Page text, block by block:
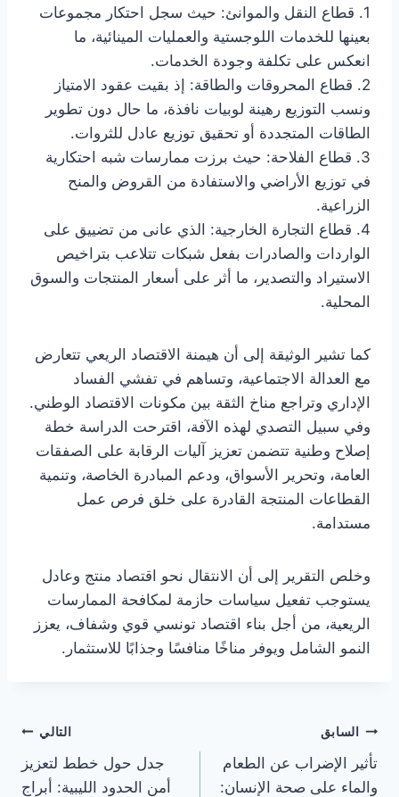
1. قطاع النقل والموانئ: حيث سجل احتكار مجموعات
بعينها للخدمات اللوجستية والعمليات المينائية، ما
انعكس على تكلفة وجودة الخدمات.
2. قطاع المحروقات والطاقة: إذ بقيت عقود الامتياز
ونسب التوزيع رهينة لوبيات نافذة، ما حال دون تطوير
الطاقات المتجددة أو تحقيق توزيع عادل للثروات.
3. قطاع الفلاحة: حيث برزت ممارسات شبه احتكارية
في توزيع الأراضي والاستفادة من القروض والمنح
الزراعية.
4. قطاع التجارة الخارجية: الذي عانى من تضييق على
الواردات والصادرات بفعل شبكات تتلاعب بتراخيص
الاستيراد والتصدير، ما أثر على أسعار المنتجات والسوق
المحلية.
كما تشير الوثيقة إلى أن هيمنة الاقتصاد الريعي تتعارض
مع العدالة الاجتماعية، وتساهم في تفشي الفساد
الإداري وتراجع مناخ الثقة بين مكونات الاقتصاد الوطني.
وفي سبيل التصدي لهذه الآفة، اقترحت الدراسة خطة
إصلاح وطنية تتضمن تعزيز آليات الرقابة على الصفقات
العامة، وتحرير الأسواق، ودعم المبادرة الخاصة، وتنمية
القطاعات المنتجة القادرة على خلق فرص عمل
مستدامة.
وخلص التقرير إلى أن الانتقال نحو اقتصاد منتج وعادل
يستوجب تفعيل سياسات حازمة لمكافحة الممارسات
الريعية، من أجل بناء اقتصاد تونسي قوي وشفاف، يعزز
النمو الشامل ويوفر مناخًا منافسًا وجذابًا للاستثمار.
تصفّح
المقالات
السابق
تأثير الإضراب عن الطعام
والماء على صحة الإنسان:
التالي
جدل حول خطط لتعزيز
أمن الحدود الليبية: أبراج